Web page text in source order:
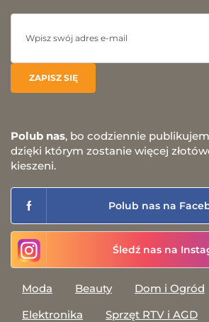
Polub nas, bo codziennie
dzięki którym zostanie więcej
kieszeni.
Polub nas na
Śledź nas na
Moda Beauty Dom i Ogród
Elektronika
Sprzęt RTV i AGD